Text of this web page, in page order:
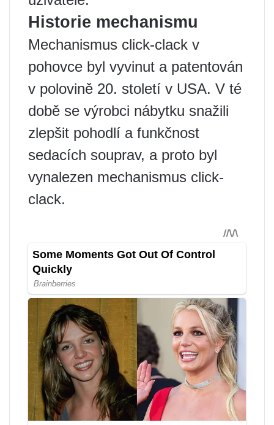
Historie mechanismu
Mechanismus click-clack v
pohovce byl vyvinut a patentován
v polovině 20. století v USA. V té
době se výrobci nábytku snažili
zlepšit pohodlí a funkčnost
sedacích souprav, a proto byl
vynalezen mechanismus click-
clack.